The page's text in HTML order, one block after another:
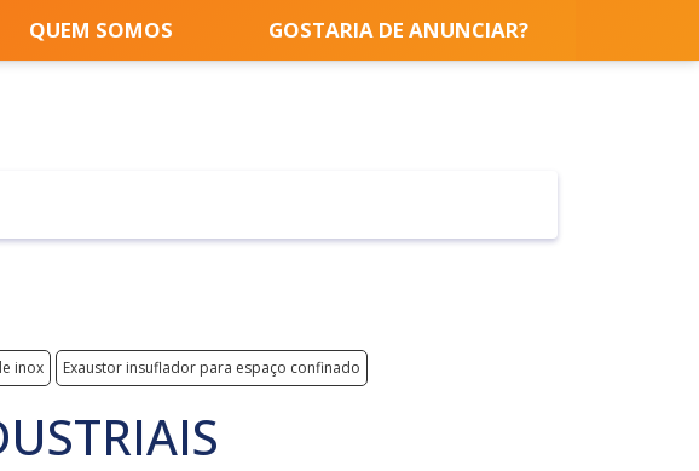
QUEM SOMOS GOSTARIA DE ANUNCIAR?
inox Exaustor insuflador para espaço confinado